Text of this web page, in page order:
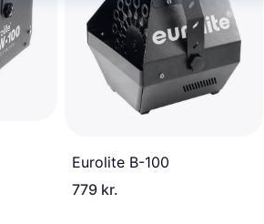
Eurolite B-100
779 kr.